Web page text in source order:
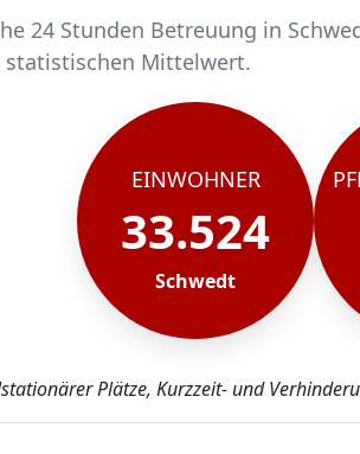
24 Stunden Betreuung in
statistischen Mittelwert.
leben rund 33524 Menschen.
33524 Einwohnern sind rund 2045
pflegebedürftigen Menschen
der Pflegebedürftigen in
EINWOHNER
33.524
Schwedt
Plätze, Kurzzeit- und